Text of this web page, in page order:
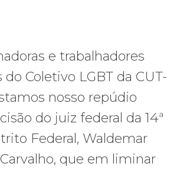
e trabalhadores
Coletivo LGBT da CUT-
nosso repúdio
do juiz federal da 14ª
Federal, Waldemar
que em liminar